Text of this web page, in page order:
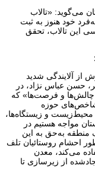
می‌گوید: «تالاب
خود هنوز به ثبت
این تالاب، تحقق
سه گزارش از آلایندگی شدید
حسن عباس نژاد، در
چالش‌ها و فرصت‌ها» که
شاخص‌های حوزه
و زیستگاه‌ها،
مواجه هستیم در
منطقه به‌حق به این
احشام روستائیان تلف
می‌کند، معدن
از زیرسازی تا